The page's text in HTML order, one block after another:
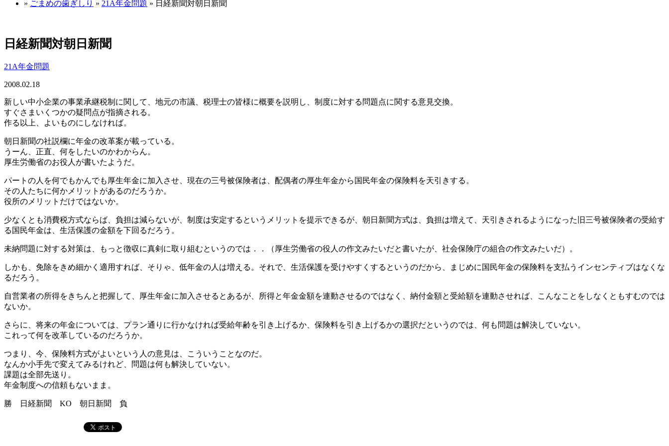
» ごまめの歯ぎしり » 21A年金問題 » 日経新聞対朝日新聞
日経新聞対朝日新聞
21A年金問題
2008.02.18
新しい中小企業の事業承継税制に関して、地元の市議、税理士の皆様に概要を説明し、制度に対する問題点に関する意見交換。
すぐさまいくつかの疑問点が指摘される。
作る以上、よいものにしなければ。
朝日新聞の社説欄に年金の改革案が載っている。
うーん、正直、何をしたいのかわからん。
厚生労働省のお役人が書いたようだ。
パートの人を何でもかんでも厚生年金に加入させ、現在の三号被保険者は、配偶者の厚生年金から国民年金の保険料を天引きする。
その人たちに何かメリットがあるのだろうか。
役所のメリットだけではないか。
少なくとも消費税方式ならば、負担は減らないが、制度は安定するというメリットを提示できるが、朝日新聞方式は、負担は増えて、天引きされるようになった旧三号被保険者の受給す
る国民年金は、生活保護の金額を下回るだろう。
未納問題に対する対策は、もっと徴収に真剣に取り組むというのでは．．（厚生労働省の役人の作文みたいだと書いたが、社会保険庁の組合の作文みたいだ）。
しかも、免除をきめ細かく適用すれば、そりゃ、低年金の人は増える。それで、生活保護を受けやすくするというのだから、まじめに国民年金の保険料を支払うインセンティブはなくな
るだろう。
自営業者の所得をきちんと把握して、厚生年金に加入させるとあるが、所得と年金金額を連動させるのではなく、納付金額と受給額を連動させれば、こんなことをしなくともすむのでは
ないか。
さらに、将来の年金については、プラン通りに行かなければ受給年齢を引き上げるか、保険料を引き上げるかの選択だというのでは、何も問題は解決していない。
これって何を改革しているのだろうか。
つまり、今、保険料方式がよいという人の意見は、こういうことなのだ。
なんか小手先で変えてみるけれど、問題は何も解決していない。
課題は全部先送り。
年金制度への信頼もないまま。
勝 日経新聞 KO 朝日新聞 負